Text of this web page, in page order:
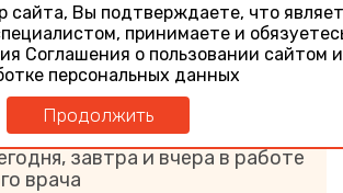
завтра и вчера в работе
врача
сайта, Вы подтверждаете, что
принимаете и
Соглашения о пользовании сайтом и
персональных данных
Продолжить